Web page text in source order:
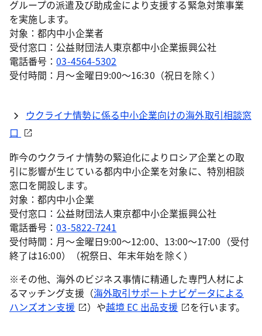
グループの派遣及び助成金により支援する緊急対策事業
を実施します。
対象：都内中小企業者
受付窓口：公益財団法人東京都中小企業振興公社
電話番号：03-4564-5302
受付時間：月～金曜日9:00～16:30（祝日を除く）
ウクライナ情勢に係る中小企業向けの海外取引相談窓
口
昨今のウクライナ情勢の緊迫化によりロシア企業との取
引に影響が生じている都内中小企業を対象に、特別相談
窓口を開設します。
対象：都内中小企業
受付窓口：公益財団法人東京都中小企業振興公社
電話番号：03-5822-7241
受付時間：月～金曜日9:00〜12:00、13:00〜17:00（受付
終了は16:00）（祝祭日、年末年始を除く）
※その他、海外のビジネス事情に精通した専門人材によ
るマッチング支援（海外取引サポートナビゲータによる
ハンズオン支援
）や越境 EC 出品支援 を行います。